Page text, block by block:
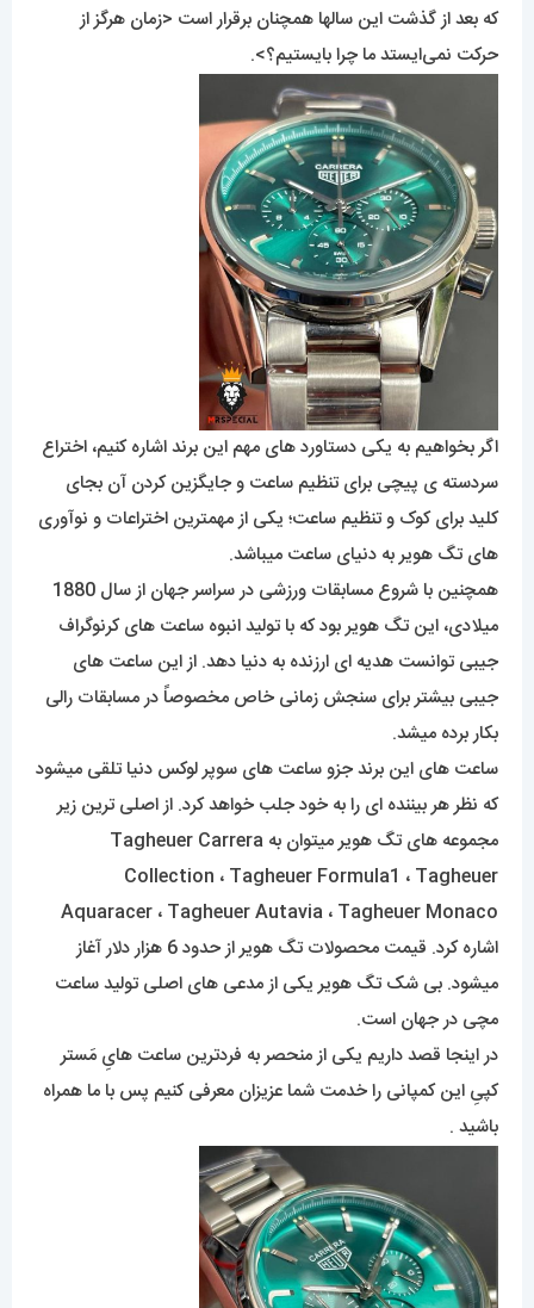
که بعد از گذشت این سالها همچنان برقرار است <زمان هرگز از
حرکت نمی‌ایستد ما چرا بایستیم؟>.
اگر بخواهیم به یکی دستاورد های مهم این برند اشاره کنیم، اختراع
سردسته ی پیچی برای تنظیم ساعت و جایگزین کردن آن بجای
کلید برای کوک و تنظیم ساعت؛ یکی از مهمترین اختراعات و نوآوری
های تگ هویر به دنیای ساعت میباشد.
همچنین با شروع مسابقات ورزشی در سراسر جهان از سال 1880
میلادی، این تگ هویر بود که با تولید انبوه ساعت های کرنوگراف
جیبی توانست هدیه ای ارزنده به دنیا دهد. از این ساعت های
جیبی بیشتر برای سنجش زمانی خاص مخصوصاً در مسابقات رالی
بکار برده میشد.
ساعت های این برند جزو ساعت های سوپر لوکس دنیا تلقی میشود
که نظر هر بیننده ای را به خود جلب خواهد کرد. از اصلی ترین زیر
مجموعه های تگ هویر میتوان به Tagheuer Carrera
Collection ، Tagheuer Formula1 ، Tagheuer
Aquaracer ، Tagheuer Autavia ، Tagheuer Monaco
اشاره کرد. قیمت محصولات تگ هویر از حدود 6 هزار دلار آغاز
میشود. بی شک تگ هویر یکی از مدعی های اصلی تولید ساعت
مچی در جهان است.
در اینجا قصد داریم یکی از منحصر به فردترین ساعت هایِ مَستر
کپیِ این کمپانی را خدمت شما عزیزان معرفی کنیم پس با ما همراه
باشید .